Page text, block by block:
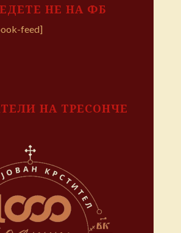
НЕ НА ФБ
feed]
НА ТРЕСОНЧЕ